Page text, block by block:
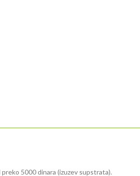
5000 dinara (izuzev supstrata).